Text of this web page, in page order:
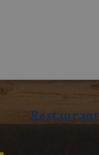
Restaurant